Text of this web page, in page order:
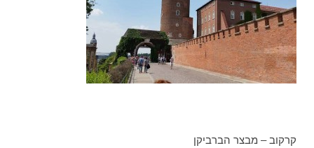
קרקוב – מבצר הברביקן